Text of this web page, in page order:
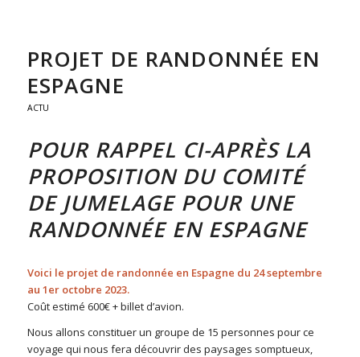
PROJET DE RANDONNÉE EN
ESPAGNE
ACTU
POUR RAPPEL CI-APRÈS LA
PROPOSITION DU COMITÉ
DE JUMELAGE POUR UNE
RANDONNÉE EN ESPAGNE
Voici le projet de randonnée en Espagne du 24 septembre
au 1er octobre 2023.
Coût estimé 600€ + billet d’avion.
Nous allons constituer un groupe de 15 personnes pour ce
voyage qui nous fera découvrir des paysages somptueux,